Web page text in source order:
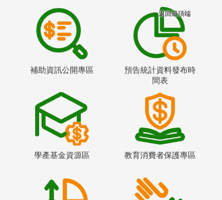
補助資訊公開專區
預告統計資料發布時
間表
學產基金資源區 教育消費者保護專區
返回最頂端